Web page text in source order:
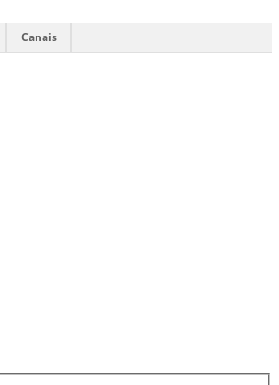
Canais